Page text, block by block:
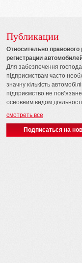
Публикации
Относительно правового
регистрации
Для забезпечення
підприємствам часто
значну кількість
підприємство не
основним видом
смотреть все
Подписаться на